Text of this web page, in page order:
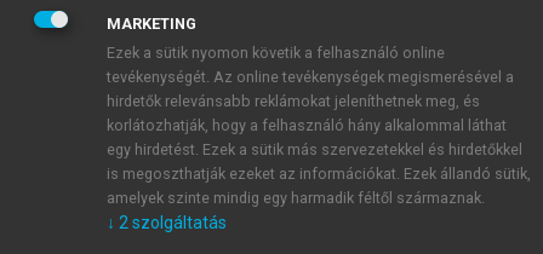
JELSZÓ
JELSZÓ ÚJRA
Kérek értesítést a MeRSZ újdonságairól, akcióiról.
Kérek értesítést az Akadémiai Kiadó Zrt. újdonságairól,
MARKETING
Ezek a sütik nyomon követik a felhasználó online
tevékenységét. Az online tevékenységek megismerésével a
hirdetők relevánsabb reklámokat jeleníthetnek meg, és
korlátozhatják, hogy a felhasználó hány alkalommal láthat
egy hirdetést. Ezek a sütik más szervezetekkel és hirdetőkkel
is megoszthatják ezeket az információkat. Ezek állandó sütik,
amelyek szinte mindig egy harmadik féltől származnak.
↓ 2 szolgáltatás